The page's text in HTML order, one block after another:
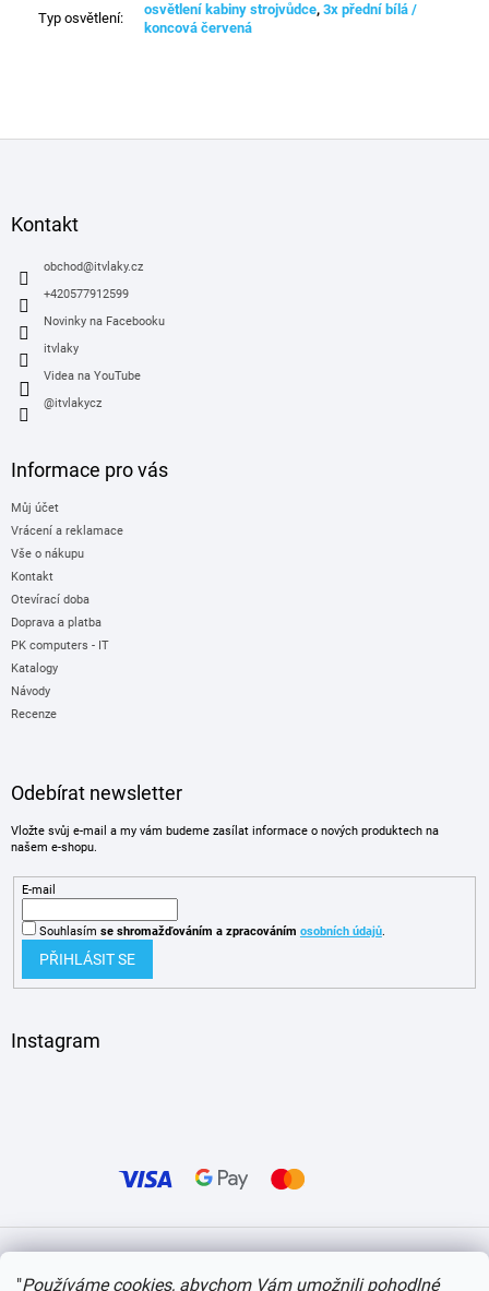
"Používáme cookies, abychom Vám umožnili pohodlné
Typ osvětlení:
osvětlení kabiny strojvůdce, 3x přední bílá /
koncová červená
Kontakt
obchod@itvlaky.cz
+420577912599
Novinky na Facebooku
itvlaky
Videa na YouTube
@itvlakycz
Informace pro vás
Můj účet
Vrácení a reklamace
Vše o nákupu
Kontakt
Otevírací doba
Doprava a platba
PK computers - IT
Katalogy
Návody
Recenze
Odebírat newsletter
Vložte svůj e-mail a my vám budeme zasílat informace o nových produktech na
našem e-shopu.
E-mail
Souhlasím se shromažďováním a zpracováním osobních údajů.
PŘIHLÁSIT SE
Instagram